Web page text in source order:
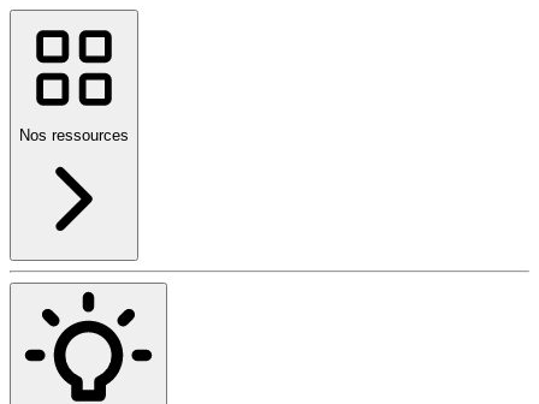
Nos ressources